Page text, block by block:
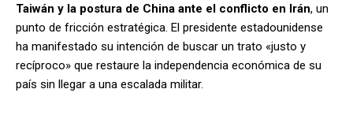
Taiwán y la postura de China ante el conflicto en Irán, un
punto de fricción estratégica. El presidente estadounidense
ha manifestado su intención de buscar un trato «justo y
recíproco» que restaure la independencia económica de su
país sin llegar a una escalada militar.